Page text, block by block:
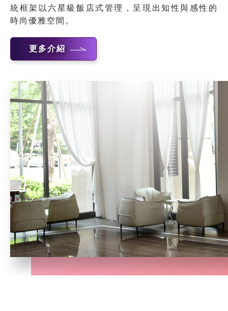
統框架以六星級飯店式管理，呈現出知性與感性的
時尚優雅空間。
更多介紹